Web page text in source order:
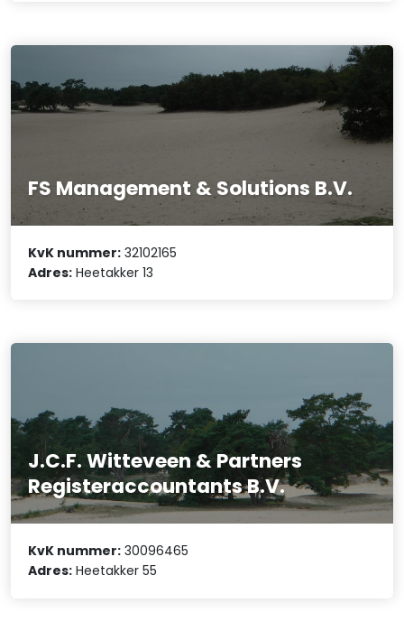
FS Management & Solutions B.V.
KvK nummer: 32102165
Adres: Heetakker 13
J.C.F. Witteveen & Partners
Registeraccountants B.V.
KvK nummer: 30096465
Adres: Heetakker 55